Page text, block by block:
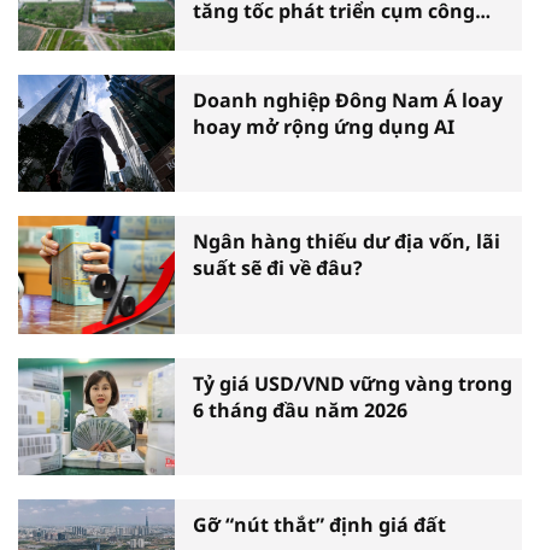
tăng tốc phát triển cụm công
Doanh nghiệp Đông Nam Á loay
hoay mở rộng ứng dụng AI
Ngân hàng thiếu dư địa vốn, lãi
suất sẽ đi về đâu?
Tỷ giá USD/VND vững vàng trong
6 tháng đầu năm 2026
Gỡ “nút thắt” định giá đất